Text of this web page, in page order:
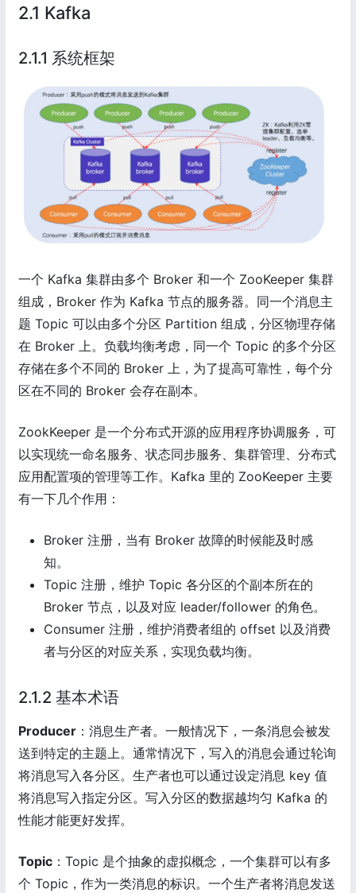
2.1 Kafka
2.1.1 系统框架
一个 Kafka 集群由多个 Broker 和一个 ZooKeeper 集群
组成，Broker 作为 Kafka 节点的服务器。同一个消息主
题 Topic 可以由多个分区 Partition 组成，分区物理存储
在 Broker 上。负载均衡考虑，同一个 Topic 的多个分区
存储在多个不同的 Broker 上，为了提高可靠性，每个分
区在不同的 Broker 会存在副本。
ZookKeeper 是一个分布式开源的应用程序协调服务，可
以实现统一命名服务、状态同步服务、集群管理、分布式
应用配置项的管理等工作。Kafka 里的 ZooKeeper 主要
有一下几个作用：
Broker 注册，当有 Broker 故障的时候能及时感
知。
Topic 注册，维护 Topic 各分区的个副本所在的
Broker 节点，以及对应 leader/follower 的角色。
Consumer 注册，维护消费者组的 offset 以及消费
者与分区的对应关系，实现负载均衡。
2.1.2 基本术语
Producer ：消息生产者。一般情况下，一条消息会被发
送到特定的主题上。通常情况下，写入的消息会通过轮询
将消息写入各分区。生产者也可以通过设定消息 key 值
将消息写入指定分区。写入分区的数据越均匀 Kafka 的
性能才能更好发挥。
Topic ：Topic 是个抽象的虚拟概念，一个集群可以有多
个 Topic，作为一类消息的标识。一个生产者将消息发送